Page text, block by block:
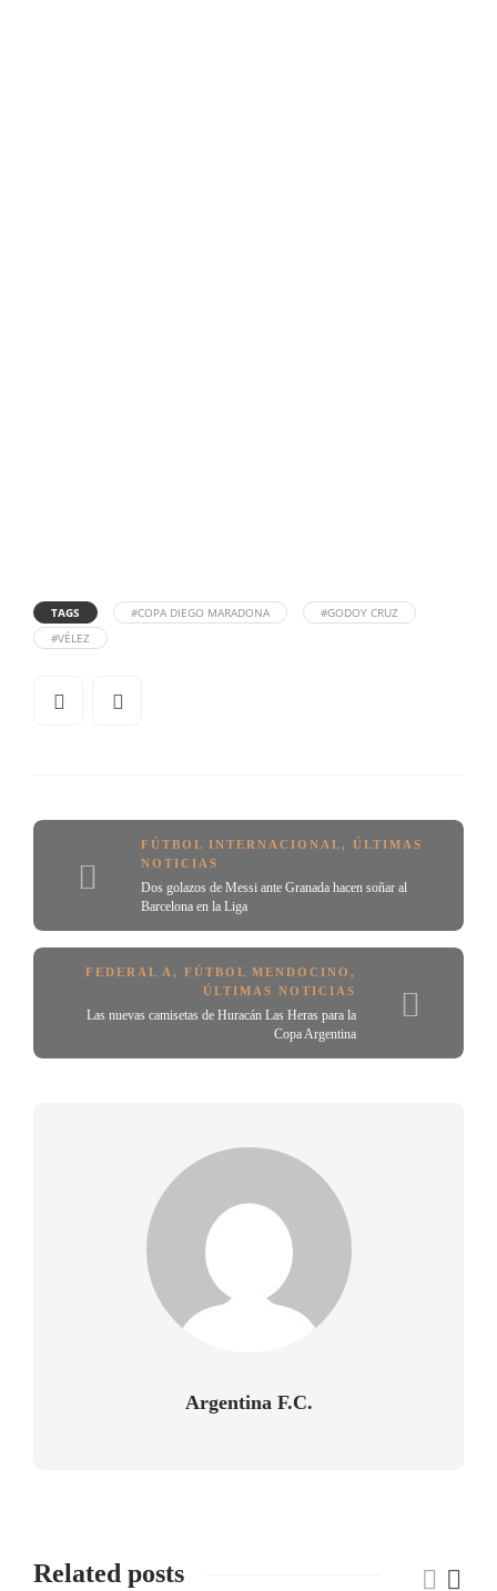
TAGS #COPA DIEGO MARADONA
#GODOY CRUZ
#VÉLEZ
FÚTBOL INTERNACIONAL, ÚLTIMAS
NOTICIAS
Dos golazos de Messi ante Granada hacen soñar al
Barcelona en la Liga
FEDERAL A , FÚTBOL MENDOCINO ,
ÚLTIMAS NOTICIAS
Las nuevas camisetas de Huracán Las Heras para la
Copa Argentina
Argentina F.C.
Related posts